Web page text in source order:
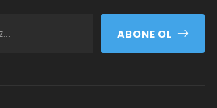
ABONE OL